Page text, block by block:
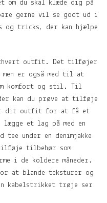
om du skal klæde dig på
gerne vil se godt ud i
og tricks, der kan hjælpe
outfit. Det tilføjer
men er også med til at
komfort og stil. Til
kan du prøve at tilføje
dit outfit for at få et
lægge et lag på med en
under en denimjakke
tilføje tilbehør som
i de koldere måneder.
at blande teksturer og
kabelstrikket trøje ser